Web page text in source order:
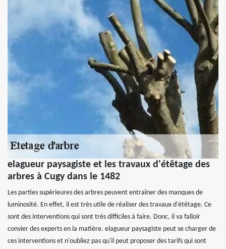
elagueur paysagiste et les travaux d'étêtage des
arbres à Cugy dans le 1482
Les parties supérieures des arbres peuvent entraîner des manques de
luminosité. En effet, il est très utile de réaliser des travaux d'étêtage. Ce
sont des interventions qui sont très difficiles à faire. Donc, il va falloir
convier des experts en la matière. elagueur paysagiste peut se charger de
ces interventions et n'oubliez pas qu'il peut proposer des tarifs qui sont